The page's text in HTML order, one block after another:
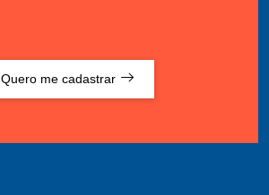
Quero me cadastrar